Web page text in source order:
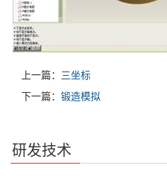
上一篇： 三坐标
下一篇： 锻造模拟
研发技术